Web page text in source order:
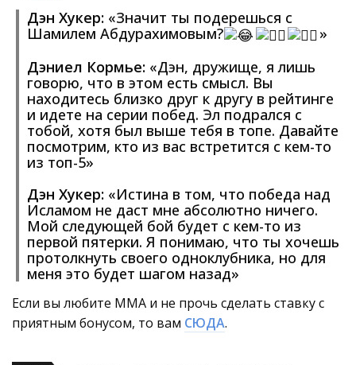
Дэн Хукер: «Значит ты подерешься с
Шамилем Абдурахимовым?
»
Дэниел Кормье: «Дэн, дружище, я лишь
говорю, что в этом есть смысл. Вы
находитесь близко друг к другу в рейтинге
и идете на серии побед. Эл подрался с
тобой, хотя был выше тебя в топе. Давайте
посмотрим, кто из вас встретится с кем-то
из топ-5»
Дэн Хукер: «Истина в том, что победа над
Исламом не даст мне абсолютно ничего.
Мой следующей бой будет с кем-то из
первой пятерки. Я понимаю, что ты хочешь
протолкнуть своего одноклубника, но для
меня это будет шагом назад»
Если вы любите ММА и не прочь сделать ставку с
приятным бонусом, то вам СЮДА.